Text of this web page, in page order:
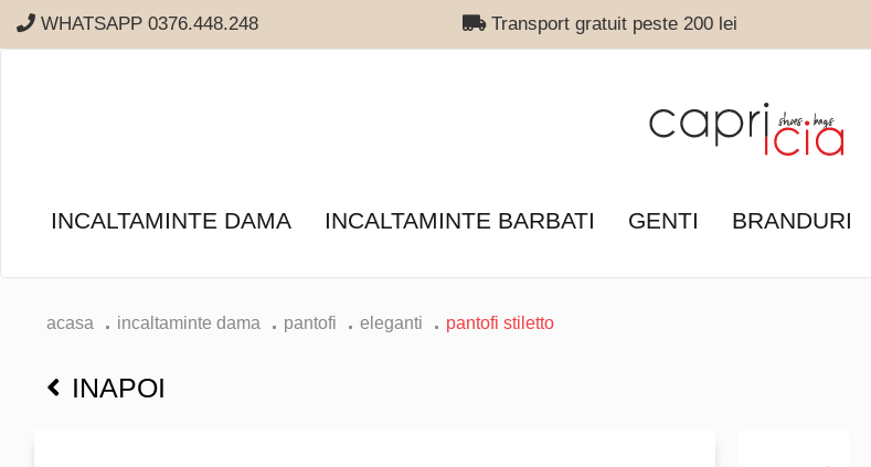
WHATSAPP 0376.448.248 Transport gratuit peste 200 lei
INCALTAMINTE DAMA INCALTAMINTE BARBATI GENTI BRANDURI
acasa incaltaminte dama pantofi eleganti pantofi stiletto
INAPOI